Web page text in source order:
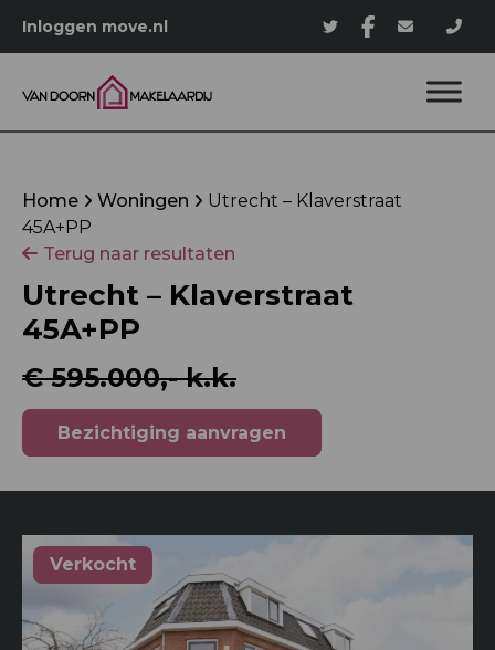
Inloggen move.nl
Home Woningen
Utrecht – Klaverstraat
45A+PP
Terug naar resultaten
Utrecht – Klaverstraat
45A+PP
€ 595.000,- k.k.
Bezichtiging aanvragen
Verkocht